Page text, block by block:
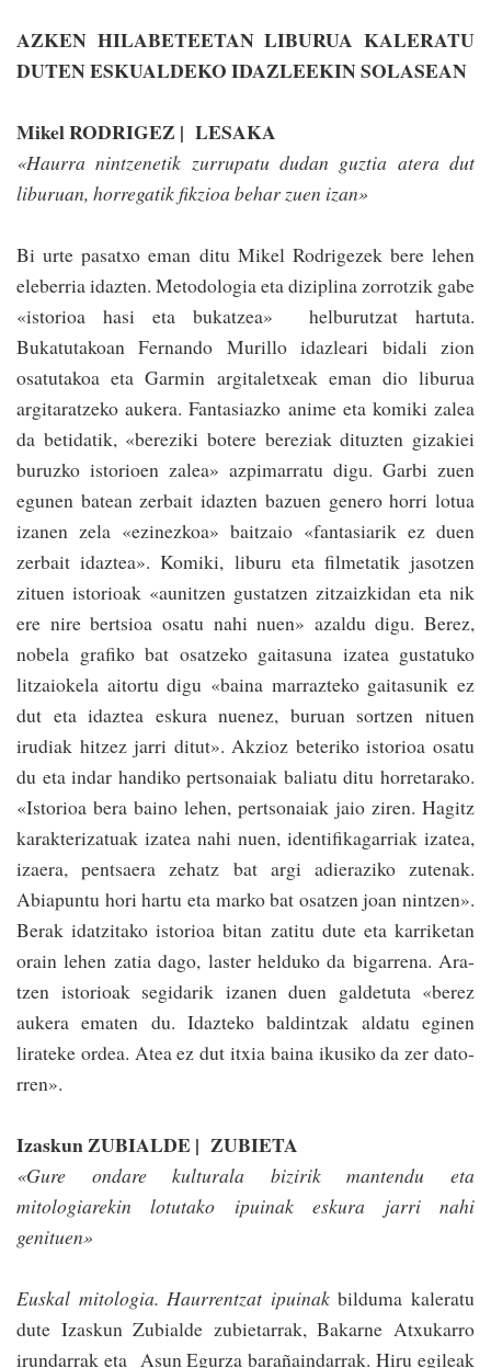
AZKEN HILABETEETAN LIBURUA KALERATU
DUTEN ESKUALDEKO IDAZLEEKIN SOLASEAN
Mikel RODRIGEZ | LESAKA
«Haurra nintzenetik ­zurrupatu dudan guztia atera dut
liburuan, horregatik fikzioa behar zuen izan»
Bi urte pasatxo eman ditu Mikel Rodrigezek bere lehen
eleberria idazten. Metodologia eta diziplina zorrotzik gabe
«istorioa hasi eta bukatzea» helburutzat hartuta.
Bukatutakoan Fernando Murillo idazleari bidali zion
osatutakoa eta Garmin argitaletxeak eman dio liburua
argitaratzeko aukera. Fantasiazko anime eta komiki zalea
da betidatik, «bereziki botere bereziak dituzten gizakiei
buruzko istorioen zalea» azpimarratu digu. Garbi zuen
egunen batean zerbait idazten bazuen genero horri lotua
izanen zela «ezinezkoa» baitzaio «fantasiarik ez duen
zerbait idaztea». Komiki, liburu eta filmetatik jasotzen
zituen istorioak «aunitzen gustatzen zitzaizkidan eta nik
ere nire bertsioa osatu nahi nuen» azaldu digu. Berez,
nobela grafiko bat osatzeko gaitasuna izatea gustatuko
litzaiokela aitortu digu «baina marrazteko gaitasunik ez
dut eta idaztea eskura nuenez, buruan sortzen nituen
irudiak hitzez jarri ditut». Akzioz beteriko istorioa osatu
du eta indar handiko per­tsonaiak baliatu ditu horretarako.
«Istorioa bera baino lehen, pertsonaiak jaio ziren. Hagitz
karakterizatuak izatea nahi nuen, identifikagarriak izatea,
izaera, pen­tsaera zehatz bat argi adieraziko zutenak.
Abiapuntu hori hartu eta marko bat osatzen joan nintzen».
Berak idatzitako istorioa bitan zatitu dute eta karriketan
orain lehen zatia dago, laster helduko da bigarrena. Ara­
tzen istorioak segidarik izanen duen galdetuta «be­rez
aukera ema­ten du. Idaz­teko baldintzak aldatu eginen
lirateke ordea. Atea ez dut itxia baina ikusiko da zer dato­
rren».
Izaskun ZUBIALDE | ZUBIETA
«Gure ondare kulturala bizirik mantendu eta
mitologiarekin lotutako ipuinak eskura jarri nahi
genituen»
Euskal mitologia. Haurrentzat ipuinakbildu­ma kaleratu
dute Izaskun Zubialde zubietarrak, Bakarne Atxukarro
irundarrak eta Asun Egurza barañaindarrak. Hiru egileak